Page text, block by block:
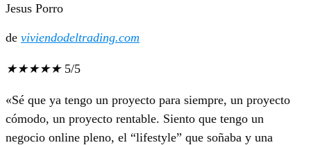
Jesus Porro
de viviendodeltrading.com
★★★★★ 5/5
«Sé que ya tengo un proyecto para siempre, un proyecto
cómodo, un proyecto rentable. Siento que tengo un
negocio online pleno, el “lifestyle” que soñaba y una